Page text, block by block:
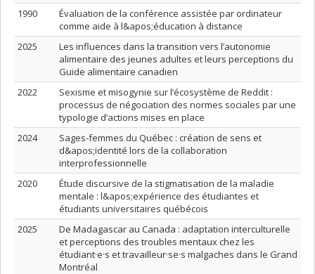
1990
Évaluation de la conférence assistée par ordinateur
comme aide à l&apos;éducation à distance
2025
Les influences dans la transition vers l’autonomie
alimentaire des jeunes adultes et leurs perceptions du
Guide alimentaire canadien
2022
Sexisme et misogynie sur l’écosystème de Reddit :
processus de négociation des normes sociales par une
typologie d’actions mises en place
2024
Sages-femmes du Québec : création de sens et
d&apos;identité lors de la collaboration
interprofessionnelle
2020
Étude discursive de la stigmatisation de la maladie
mentale : l&apos;expérience des étudiantes et
étudiants universitaires québécois
2025
De Madagascar au Canada : adaptation interculturelle
et perceptions des troubles mentaux chez les
étudiant·e·s et travailleur·se·s malgaches dans le Grand
Montréal